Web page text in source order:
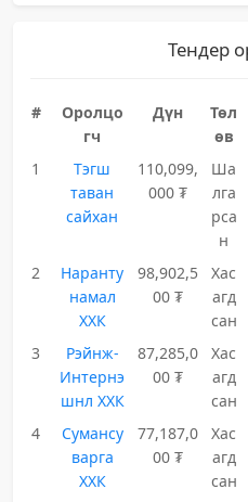
Тендер
#
Оролцо
гч
Дүн
Төл
өв
1
Тэгш
таван
сайхан
110,099,
000 ₮
Ша
лга
рса
н
2
Наранту
намал
ХХК
98,902,5
00 ₮
Хас
агд
сан
3
Рэйнж-
Интернэ
шнл ХХК
87,285,0
00 ₮
Хас
агд
сан
4
Сумансу
варга
ХХК
77,187,0
00 ₮
Хас
агд
сан